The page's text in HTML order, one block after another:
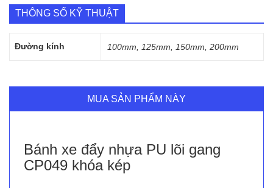
THÔNG SỐ KỸ THUẬT
Đường kính 100mm, 125mm, 150mm, 200mm
MUA SẢN PHẨM NÀY
Bánh xe đẩy nhựa PU lõi gang
CP049 khóa kép